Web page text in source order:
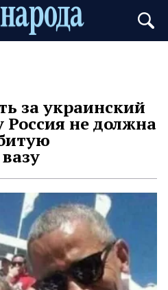
за украинский
не должна